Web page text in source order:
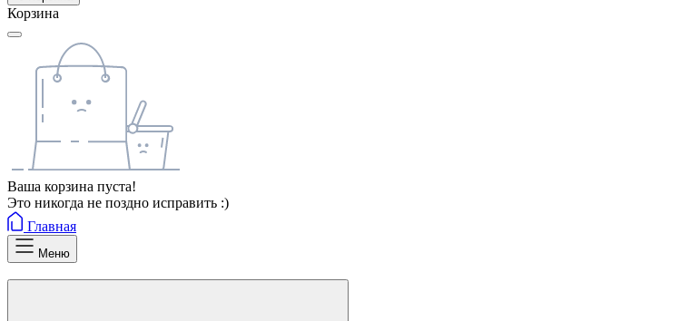
Корзина
Ваша корзина пуста!
Это никогда не поздно исправить :)
Главная
Меню